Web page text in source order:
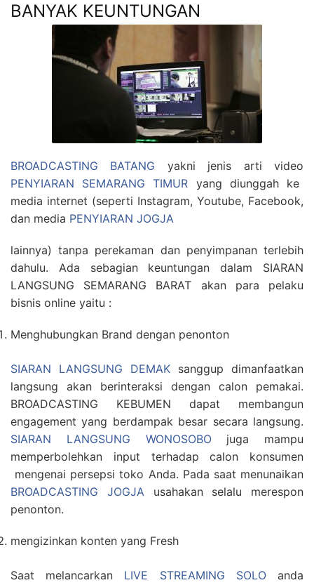
BANYAK KEUNTUNGAN
BROADCASTING BATANG yakni jenis arti video
PENYIARAN SEMARANG TIMUR yang diunggah ke
media internet (seperti Instagram, Youtube, Facebook,
dan media PENYIARAN JOGJA
lainnya) tanpa perekaman dan penyimpanan terlebih
dahulu. Ada sebagian keuntungan dalam SIARAN
LANGSUNG SEMARANG BARAT akan para pelaku
bisnis online yaitu :
Menghubungkan Brand dengan penonton
SIARAN LANGSUNG DEMAK sanggup dimanfaatkan
langsung akan berinteraksi dengan calon pemakai.
BROADCASTING KEBUMEN dapat membangun
engagement yang berdampak besar secara langsung.
SIARAN LANGSUNG WONOSOBOjuga mampu
memperbolehkan input terhadap calon konsumen
mengenai persepsi toko Anda. Pada saat menunaikan
BROADCASTING JOGJAusahakan selalu merespon
penonton.
mengizinkan konten yang Fresh
Saat melancarkan LIVE STREAMING SOLOanda